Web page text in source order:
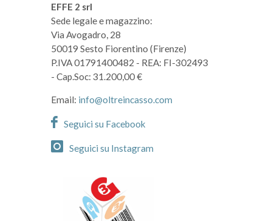
EFFE 2 srl
Sede legale e magazzino:
Via Avogadro, 28
50019 Sesto Fiorentino (Firenze)
P.IVA 01791400482 - REA: FI-302493
- Cap.Soc: 31.200,00 €
Email: info@oltreincasso.com
Seguici su Facebook
Seguici su Instagram